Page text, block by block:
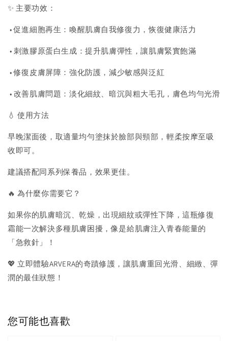
✨ 主要功效：
• 促進細胞再生：喚醒肌膚自我修復力，恢復健康活力
• 刺激膠原蛋白生成：提升肌膚彈性，讓肌膚緊實飽滿
• 修復皮膚屏障：強化防護，減少敏感與泛紅
• 改善肌膚問題：淡化細紋、暗沉與粗大毛孔，膚色均勻光滑
💧 使用方法
早晚潔面後，取適量均勻塗抹於臉部與頸部，輕柔按摩至吸
收即可。
建議搭配同系列保養品，效果更佳。
🔥 為什麼你需要它？
如果你的肌膚暗沉、乾燥，出現細紋或彈性下降，這瓶修復
霜能一次解決多種肌膚困擾，像是給肌膚注入青春能量的
「急救針」！
💖 立即體驗ARVERA的奇蹟修護，讓肌膚重回光滑、細緻、彈
潤的最佳狀態！
您可能也喜歡